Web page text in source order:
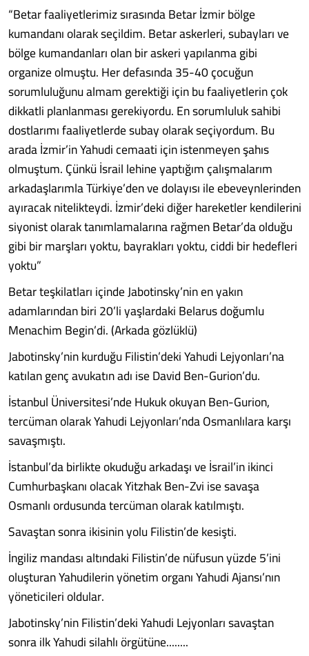
“Betar faaliyetlerimiz sırasında Betar İzmir bölge
kumandanı olarak seçildim. Betar askerleri, subayları ve
bölge kumandanları olan bir askeri yapılanma gibi
organize olmuştu. Her defasında 35-40 çocuğun
sorumluluğunu almam gerektiği için bu faaliyetlerin çok
dikkatli planlanması gerekiyordu. En sorumluluk sahibi
dostlarımı faaliyetlerde subay olarak seçiyordum. Bu
arada İzmir’in Yahudi cemaati için istenmeyen şahıs
olmuştum. Çünkü İsrail lehine yaptığım çalışmalarım
arkadaşlarımla Türkiye’den ve dolayısı ile ebeveynlerinden
ayıracak nitelikteydi. İzmir’deki diğer hareketler kendilerini
siyonist olarak tanımlamalarına rağmen Betar’da olduğu
gibi bir marşları yoktu, bayrakları yoktu, ciddi bir hedefleri
yoktu”
Betar teşkilatları içinde Jabotinsky’nin en yakın
adamlarından biri 20’li yaşlardaki Belarus doğumlu
Menachim Begin’di. (Arkada gözlüklü)
Jabotinsky’nin kurduğu Filistin’deki Yahudi Lejyonları’na
katılan genç avukatın adı ise David Ben-Gurion’du.
İstanbul Üniversitesi’nde Hukuk okuyan Ben-Gurion,
tercüman olarak Yahudi Lejyonları’nda Osmanlılara karşı
savaşmıştı.
İstanbul’da birlikte okuduğu arkadaşı ve İsrail’in ikinci
Cumhurbaşkanı olacak Yitzhak Ben-Zvi ise savaşa
Osmanlı ordusunda tercüman olarak katılmıştı.
Savaştan sonra ikisinin yolu Filistin’de kesişti.
İngiliz mandası altındaki Filistin’de nüfusun yüzde 5’ini
oluşturan Yahudilerin yönetim organı Yahudi Ajansı’nın
yöneticileri oldular.
Jabotinsky’nin Filistin’deki Yahudi Lejyonları savaştan
sonra ilk Yahudi silahlı örgütüne........